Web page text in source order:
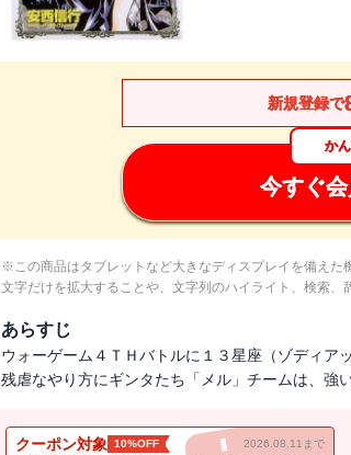
新規登録で
か
今すぐ
※この商品はタブレットなど大きなディスプレイを備えた
文字だけを拡大することや、文字列のハイライト、検索、
あらすじ
ウォーゲーム４ＴＨバトルに１３星座（ゾディア
残虐なやり方にギンタたち「メル」チームは、強
クーポン対象 10%OFF 2026.08.11まで